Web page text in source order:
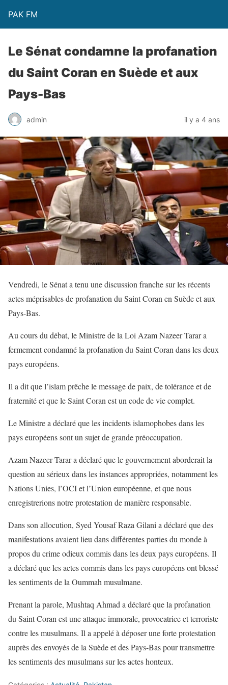
PAK FM
Le Sénat condamne la profanation
du Saint Coran en Suède et aux
Pays-Bas
admin il y a 4 ans
Vendredi, le Sénat a tenu une discussion franche sur les récents
actes méprisables de profanation du Saint Coran en Suède et aux
Pays-Bas.
Au cours du débat, le Ministre de la Loi Azam Nazeer Tarar a
fermement condamné la profanation du Saint Coran dans les deux
pays européens.
Il a dit que l’islam prêche le message de paix, de tolérance et de
fraternité et que le Saint Coran est un code de vie complet.
Le Ministre a déclaré que les incidents islamophobes dans les
pays européens sont un sujet de grande préoccupation.
Azam Nazeer Tarar a déclaré que le gouvernement aborderait la
question au sérieux dans les instances appropriées, notamment les
Nations Unies, l’OCI et l’Union européenne, et que nous
enregistrerions notre protestation de manière responsable.
Dans son allocution, Syed Yousaf Raza Gilani a déclaré que des
manifestations avaient lieu dans différentes parties du monde à
propos du crime odieux commis dans les deux pays européens. Il
a déclaré que les actes commis dans les pays européens ont blessé
les sentiments de la Oummah musulmane.
Prenant la parole, Mushtaq Ahmad a déclaré que la profanation
du Saint Coran est une attaque immorale, provocatrice et terroriste
contre les musulmans. Il a appelé à déposer une forte protestation
auprès des envoyés de la Suède et des Pays-Bas pour transmettre
les sentiments des musulmans sur les actes honteux.